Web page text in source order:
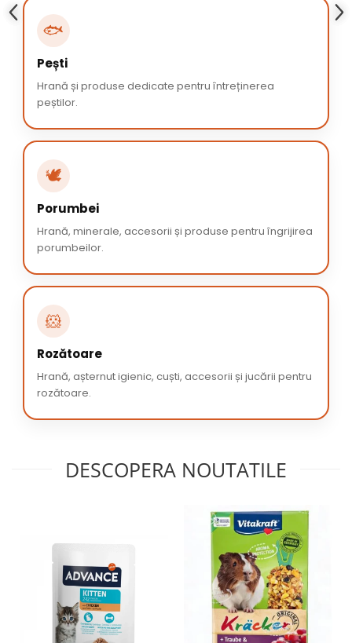
🐟
Pești
Hrană și produse dedicate pentru întreținerea
peștilor.
🕊️
Porumbei
Hrană, minerale, accesorii și produse pentru îngrijirea
porumbeilor.
🐹
Rozătoare
Hrană, așternut igienic, cuști, accesorii și jucării pentru
rozătoare.
DESCOPERA NOUTATILE